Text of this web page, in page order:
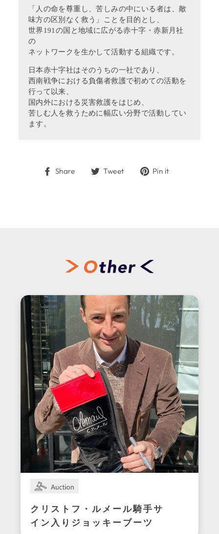
「人の命を尊重し、苦しみの中にいる者は、敵
味方の区別なく救う」ことを目的とし、
世界191の国と地域に広がる赤十字・赤新月社
の
ネットワークを生かして活動する組織です。
日本赤十字社はそのうちの一社であり、
西南戦争における負傷者救護で初めての活動を
行って以来、
国内外における災害救護をはじめ、
苦しむ人を救うために幅広い分野で活動してい
ます。
Share
ShareTweet
TweetPin it
クリストフ・ルメール騎手サ
イン入りジョッキーブーツ